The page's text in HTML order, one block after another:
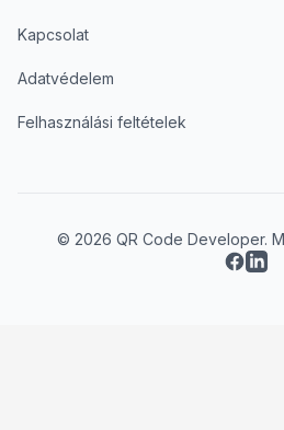
Kapcsolat
Adatvédelem
Felhasználási feltételek
© 2026 QR Code Developer.